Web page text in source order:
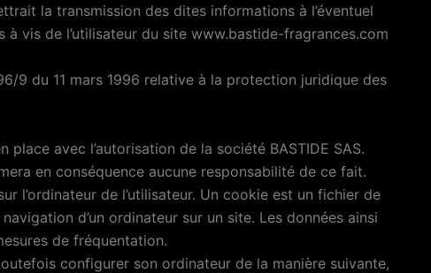
la transmission des dites informations à l’éventuel
vis de l’utilisateur du site www.bastide-fragrances.com
9 du 11 mars 1996 relative à la protection juridique des
avec l’autorisation de la société BASTIDE SAS.
en conséquence aucune responsabilité de ce fait.
l’ordinateur de l’utilisateur. Un cookie est un fichier de
d’un ordinateur sur un site. Les données ainsi
de fréquentation.
configurer son ordinateur de la manière suivante,